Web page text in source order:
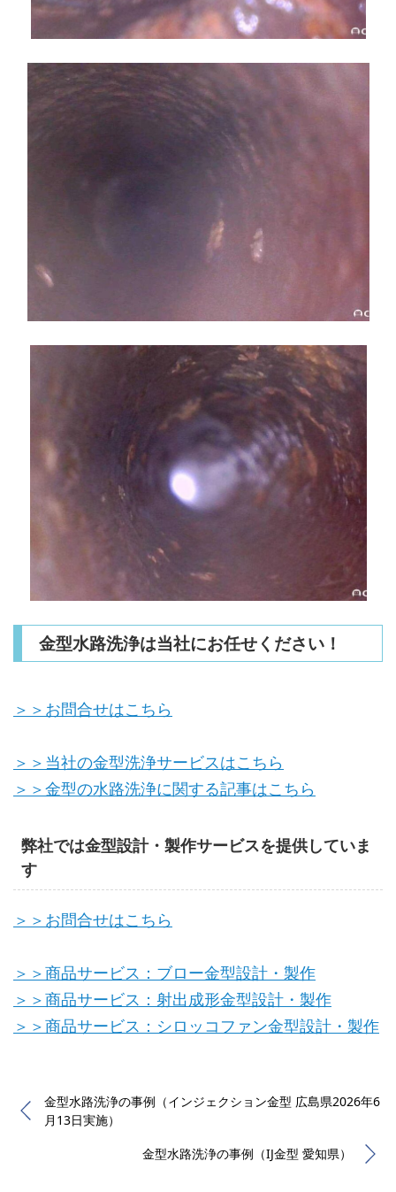
金型水路洗浄は当社にお任せください！
＞＞お問合せはこちら
＞＞当社の金型洗浄サービスはこちら
＞＞金型の水路洗浄に関する記事はこちら
弊社では金型設計・製作サービスを提供していま
す
＞＞お問合せはこちら
＞＞商品サービス：ブロー金型設計・製作
＞＞商品サービス：射出成形金型設計・製作
＞＞商品サービス：シロッコファン金型設計・製作
金型水路洗浄の事例（インジェクション金型 広島県2026年6
月13日実施）
金型水路洗浄の事例（IJ金型 愛知県）